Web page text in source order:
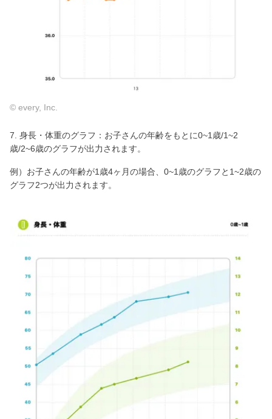
© every, Inc.
7. 身長・体重のグラフ：お子さんの年齢をもとに0~1歳/1~2
歳/2~6歳のグラフが出力されます。
例）お子さんの年齢が1歳4ヶ月の場合、0~1歳のグラフと1~2歳の
グラフ2つが出力されます。